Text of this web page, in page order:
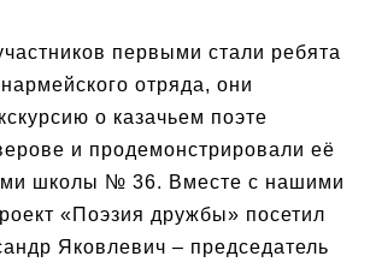
первыми стали ребята
отряда, они
о казачьем поэте
и продемонстрировали её
школы № 36. Вместе с нашими
«Поэзия дружбы» посетил
Яковлевич – председатель